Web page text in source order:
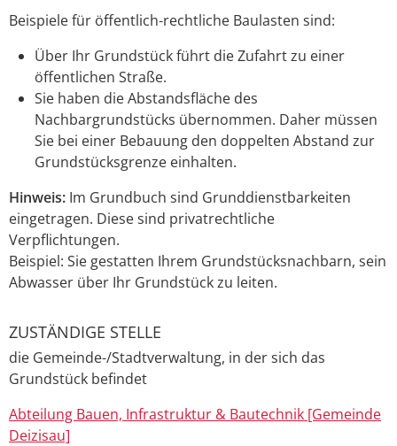
Beispiele für öffentlich-rechtliche Baulasten sind:
Über Ihr Grundstück führt die Zufahrt zu einer
öffentlichen Straße.
Sie haben die Abstandsfläche des
Nachbargrundstücks übernommen. Daher müssen
Sie bei einer Bebauung den doppelten Abstand zur
Grundstücksgrenze einhalten.
Hinweis: Im Grundbuch sind Grunddienstbarkeiten
eingetragen. Diese sind privatrechtliche
Verpflichtungen.
Beispiel: Sie gestatten Ihrem Grundstücksnachbarn, sein
Abwasser über Ihr Grundstück zu leiten.
ZUSTÄNDIGE STELLE
die Gemeinde-/Stadtverwaltung, in der sich das
Grundstück befindet
Abteilung Bauen, Infrastruktur & Bautechnik [Gemeinde
Deizisau]